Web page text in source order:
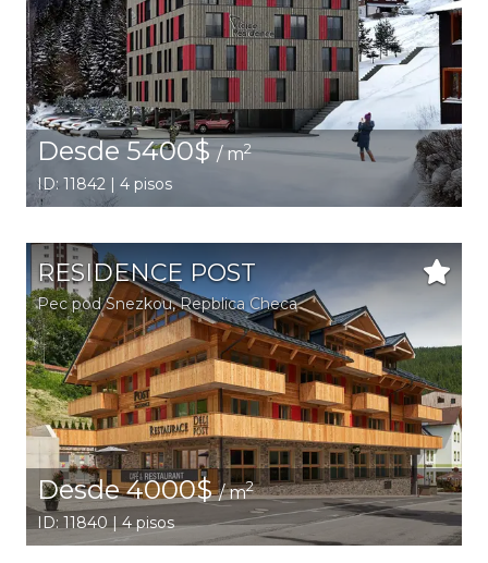
Desde 5400$ / m2
ID: 11842 | 4 pisos
RESIDENCE POST
Pec pod Snezkou, Repblica Checa
Desde 4000$/ m2
ID: 11840 | 4 pisos